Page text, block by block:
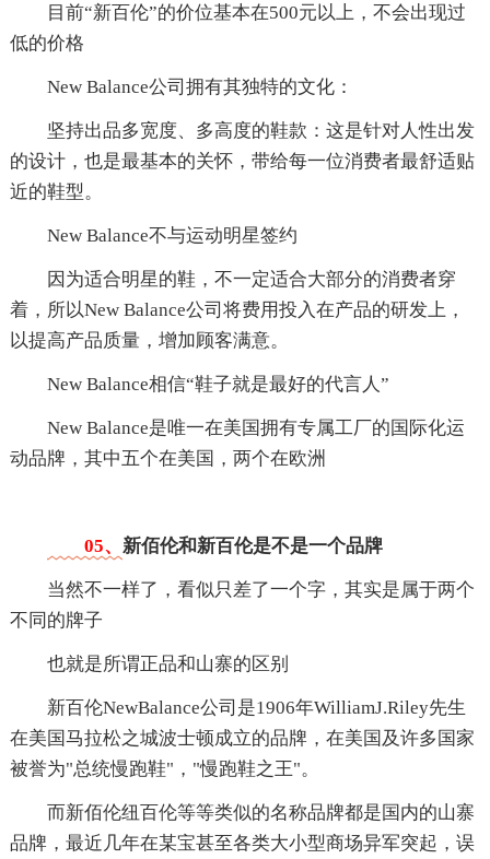
目前“新百伦”的价位基本在500元以上，不会出现过
低的价格
New Balance公司拥有其独特的文化：
坚持出品多宽度、多高度的鞋款：这是针对人性出发
的设计，也是最基本的关怀，带给每一位消费者最舒适贴
近的鞋型。
New Balance不与运动明星签约
因为适合明星的鞋，不一定适合大部分的消费者穿
着，所以New Balance公司将费用投入在产品的研发上，
以提高产品质量，增加顾客满意。
New Balance相信“鞋子就是最好的代言人”
New Balance是唯一在美国拥有专属工厂的国际化运
动品牌，其中五个在美国，两个在欧洲
05、 新佰伦和新百伦是不是一个品牌
当然不一样了，看似只差了一个字，其实是属于两个
不同的牌子
也就是所谓正品和山寨的区别
新百伦NewBalance公司是1906年WilliamJ.Riley先生
在美国马拉松之城波士顿成立的品牌，在美国及许多国家
被誉为"总统慢跑鞋"，"慢跑鞋之王"。
而新佰伦纽百伦等等类似的名称品牌都是国内的山寨
品牌，最近几年在某宝甚至各类大小型商场异军突起，误